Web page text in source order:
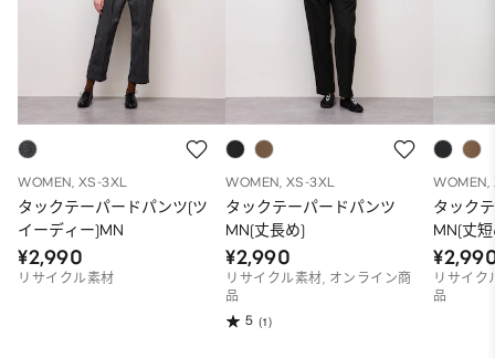
WOMEN, XS-3XL
タックテーパードパンツ(ツ
イーディー)MN
¥2,990
リサイクル素材
WOMEN, XS-3XL
タックテーパードパンツ
MN(丈長め)
¥2,990
リサイクル素材, オンライン商
品
5 (1)
WOMEN,
タック
MN(丈
リサイク
品